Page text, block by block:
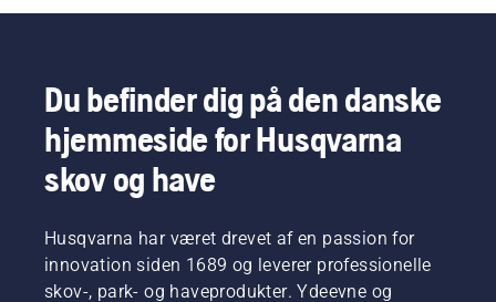
græsplænen
Du befinder dig på den danske
hjemmeside for Husqvarna
skov og have
Husqvarna har været drevet af en passion for
innovation siden 1689 og leverer professionelle
skov-, park- og haveprodukter. Ydeevne og